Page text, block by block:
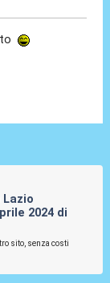
2024 di
sito, senza costi